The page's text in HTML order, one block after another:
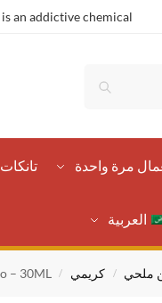
an addictive chemical.
مرة واحدة
العربية
ملحي / كريمي /
– 30ML